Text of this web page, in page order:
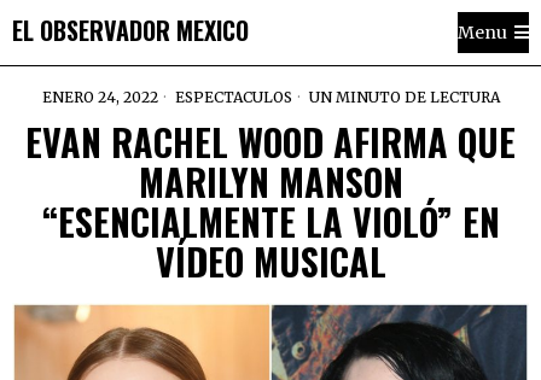
EL OBSERVADOR MEXICO Menu
ENERO 24, 2022 ESPECTACULOS UN MINUTO DE LECTURA
EVAN RACHEL WOOD AFIRMA QUE
MARILYN MANSON
“ESENCIALMENTE LA VIOLÓ” EN
VÍDEO MUSICAL